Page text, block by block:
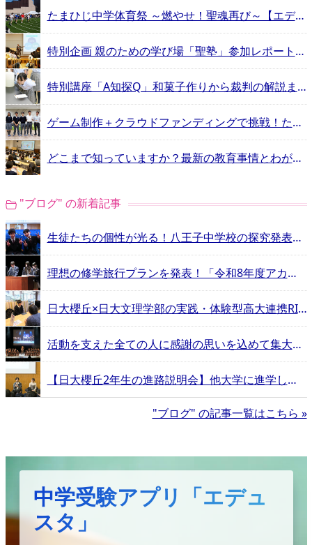
たまひじ中学体育祭 ～燃やせ！聖魂再び～【エデュスタッフ訪問記】
特別企画 親のための学び場「聖塾」参加レポート【エデュスタッフ訪問記】
特別講座「A知探Q」和菓子作りから裁判の解説まで【エデュスタッフ訪問記】
ゲーム制作＋クラウドファンディングで挑戦！たまひじのボランティア活動【エデュスタッフ訪問記】
どこまで知っていますか？最新の教育事情とわが子の深い関係【エデュスタッフ訪問記】
"ブログ" の新着記事
生徒たちの個性が光る！八王子中学校の探究発表会 【エデュスタッフ訪問記】
理想の修学旅行プランを発表！「令和8年度アカデミア明誠」レポート【エデュスタッフ訪問記】
日大櫻丘×日大文理学部の実践・体験型高大連携RINGS【エデュスタッフ訪問記】
活動を支えた全ての人に感謝の思いを込めて集大成のダンス！日大明誠ダンス部自主公演「Gift」【エデュスタッフ訪問記】
【日大櫻丘2年生の進路説明会】他大学に進学した卒業生たちのリアル体験記
"ブログ" の記事一覧はこちら »
中学受験アプリ「エデュ
スタ」